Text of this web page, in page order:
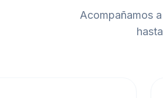
Acompañamos